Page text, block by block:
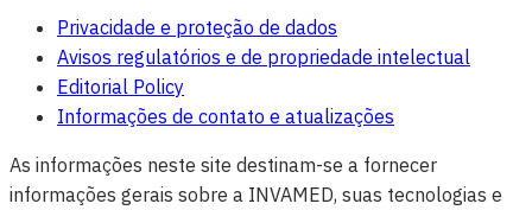
Privacidade e proteção de dados
Avisos regulatórios e de propriedade intelectual
Editorial Policy
Informações de contato e atualizações
As informações neste site destinam-se a fornecer
informações gerais sobre a INVAMED, suas tecnologias e